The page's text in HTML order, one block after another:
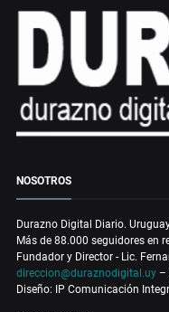
NOSOTROS
Durazno Digital Diario.
Más de 88.000 seguidores en
Fundador y Director - Lic.
direccion@duraznodigital.uy –
Diseño: IP Comunicación